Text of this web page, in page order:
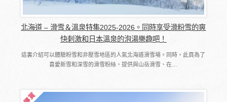
北海道 – 滑雪＆溫泉特集2025-2026。同時享受滑粉雪的爽
快刺激和日本溫泉的泡湯樂趣吧！
這裏介紹可以體驗粉雪和非壓雪地區的人氣北海道滑雪場。同時，此頁為了
喜愛新雪和深雪的滑雪粉絲，提供與山岳滑雪、在…